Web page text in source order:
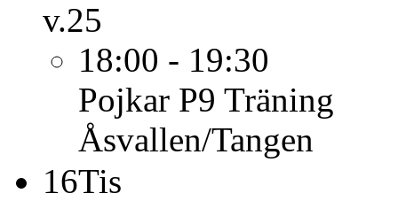
v.25
18:00 - 19:30
Pojkar P9 Träning
Åsvallen/Tangen
16Tis